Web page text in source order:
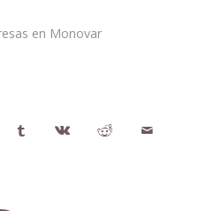
en Monovar